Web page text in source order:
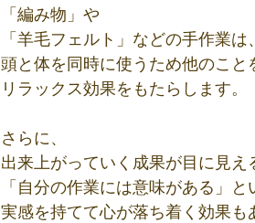
「編み物」や
「羊毛フェルト」などの手作業は、
頭と体を同時に使うため他のこと
リラックス効果をもたらします。
さらに、
出来上がっていく成果が目に見え
「自分の作業には意味がある」と
実感を持てて心が落ち着く効果も